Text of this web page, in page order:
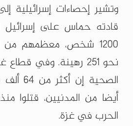
وتشير إحصاءات إسرائيلية
قادته حماس على
1200 شخص، معظمهم من
نحو 251 رهينة. وفي
الصحية
أيضا من المدنيين، قتلوا
الحرب في غزة.